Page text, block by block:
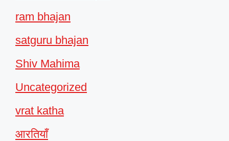
ram bhajan
satguru bhajan
Shiv Mahima
Uncategorized
vrat katha
आरतियाँ